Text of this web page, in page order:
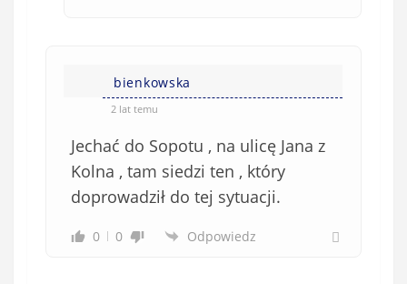
bienkowska
2 lat temu
Jechać do Sopotu , na ulicę Jana z
Kolna , tam siedzi ten , który
doprowadził do tej sytuacji.
0 0 Odpowiedz